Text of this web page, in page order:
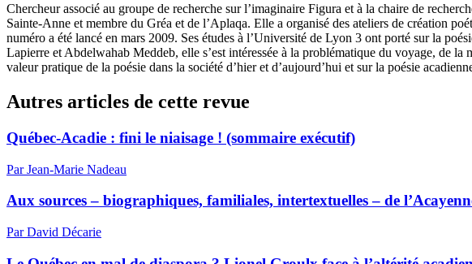
Chercheur associé au groupe de recherche sur l’imaginaire Figura et à la chaire de
Sainte-Anne et membre du Gréa et de l’Aplaqa. Elle a organisé des ateliers de création
numéro a été lancé en mars 2009. Ses études à l’Université de Lyon 3 ont porté sur la
Lapierre et Abdelwahab Meddeb, elle s’est intéressée à la problématique du voyage, de
valeur pratique de la poésie dans la société d’hier et d’aujourd’hui et sur la poésie
Autres articles de cette revue
Québec-Acadie : fini le niaisage ! (sommaire exécutif)
Par Jean-Marie Nadeau
Aux sources – biographiques, familiales, intertextuelles – de
Par David Décarie